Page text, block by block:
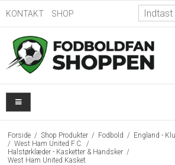
KONTAKT SHOP
Forside / Shop Produkter / Fodbold / England -
/ West Ham United F.C.
/
Halstørklæder - Kasketter & Handsker /
West Ham United Kasket